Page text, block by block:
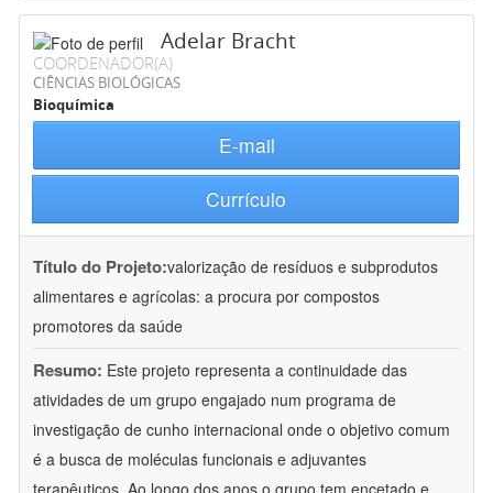
Adelar Bracht
COORDENADOR(A)
CIÊNCIAS BIOLÓGICAS
Bioquímica
E-mail
Currículo
Título do Projeto:valorização de resíduos e subprodutos
alimentares e agrícolas: a procura por compostos
promotores da saúde
Resumo: Este projeto representa a continuidade das
atividades de um grupo engajado num programa de
investigação de cunho internacional onde o objetivo comum
é a busca de moléculas funcionais e adjuvantes